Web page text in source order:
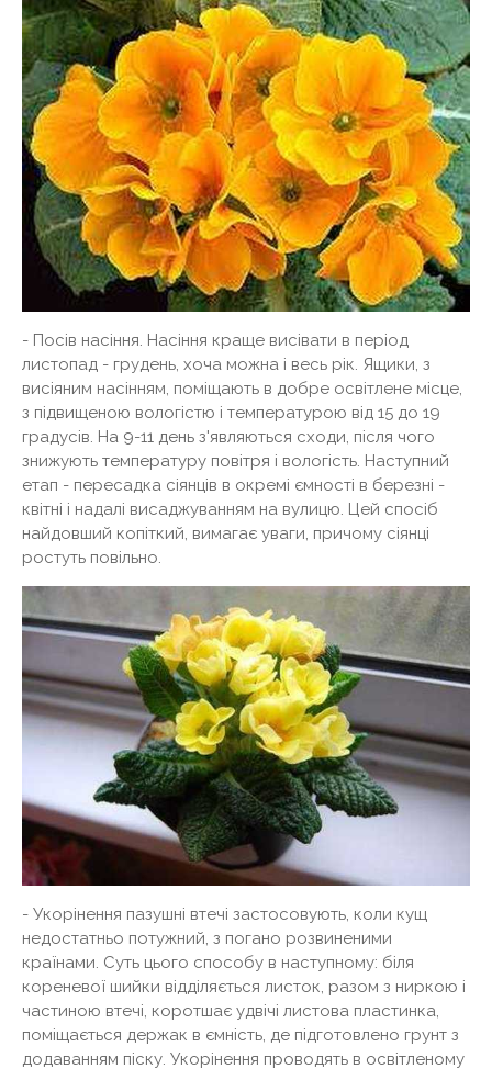
- Посів насіння. Насіння краще висівати в період
листопад - грудень, хоча можна і весь рік. Ящики, з
висіяним насінням, поміщають в добре освітлене місце,
з підвищеною вологістю і температурою від 15 до 19
градусів. На 9-11 день з'являються сходи, після чого
знижують температуру повітря і вологість. Наступний
етап - пересадка сіянців в окремі ємності в березні -
квітні і надалі висаджуванням на вулицю. Цей спосіб
найдовший копіткий, вимагає уваги, причому сіянці
ростуть повільно.
- Укорінення пазушні втечі застосовують, коли кущ
недостатньо потужний, з погано розвиненими
країнами. Суть цього способу в наступному: біля
кореневої шийки відділяється листок, разом з ниркою і
частиною втечі, коротшає удвічі листова пластинка,
поміщається держак в ємність, де підготовлено грунт з
додаванням піску. Укорінення проводять в освітленому